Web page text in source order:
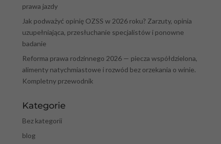
prawa jazdy
Jak podważyć opinię OZSS w 2026 roku? Zarzuty, opinia
uzupełniająca, przesłuchanie specjalistów i ponowne
badanie
Reforma prawa rodzinnego 2026 — piecza współdzielona,
alimenty natychmiastowe i rozwód bez orzekania o winie.
Kompletny przewodnik
Kategorie
Bez kategorii
blog